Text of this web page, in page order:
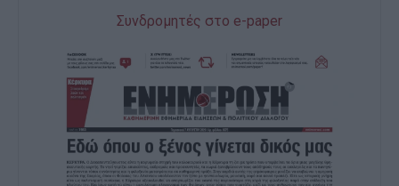
Συνδρομητές στο e-paper